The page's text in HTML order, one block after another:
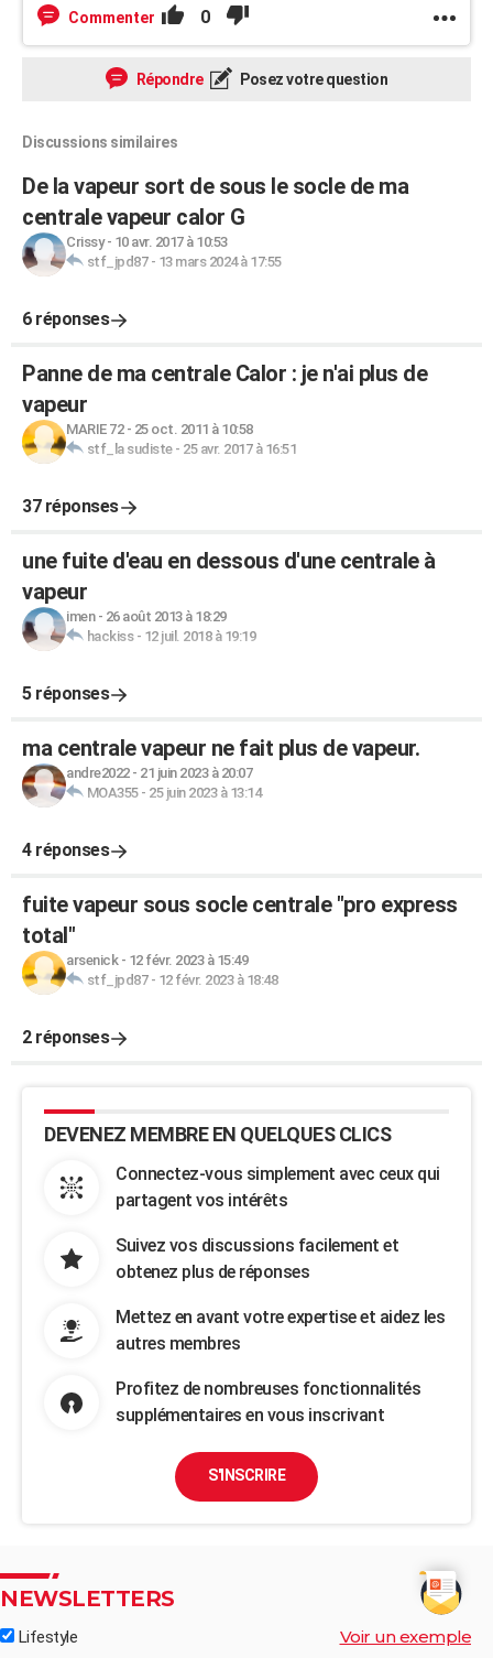
Commenter 0
Répondre Posez votre question
Discussions similaires
De la vapeur sort de sous le socle de ma
centrale vapeur calor G
Crissy- 10 avr. 2017 à 10:53
stf_jpd87- 13 mars 2024 à 17:55
6 réponses
Panne de ma centrale Calor : je n'ai plus de
vapeur
MARIE 72- 25 oct. 2011 à 10:58
stf_la sudiste- 25 avr. 2017 à 16:51
37 réponses
une fuite d'eau en dessous d'une centrale à
vapeur
imen- 26 août 2013 à 18:29
hackiss- 12 juil. 2018 à 19:19
5 réponses
ma centrale vapeur ne fait plus de vapeur.
andre2022- 21 juin 2023 à 20:07
MOA355- 25 juin 2023 à 13:14
4 réponses
fuite vapeur sous socle centrale "pro express
total"
arsenick- 12 févr. 2023 à 15:49
stf_jpd87- 12 févr. 2023 à 18:48
2 réponses
DEVENEZ MEMBRE EN QUELQUES CLICS
Connectez-vous simplement avec ceux qui
partagent vos intérêts
Suivez vos discussions facilement et
obtenez plus de réponses
Mettez en avant votre expertise et aidez les
autres membres
Profitez de nombreuses fonctionnalités
supplémentaires en vous inscrivant
S'INSCRIRE
NEWSLETTERS
Lifestyle
Voir un exemple